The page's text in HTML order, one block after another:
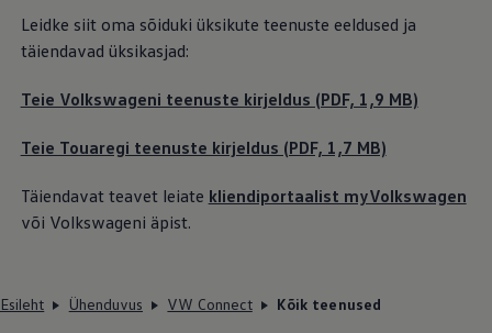
Leidke siit oma sõiduki üksikute teenuste eeldused ja
täiendavad üksikasjad:
Teie Volkswageni teenuste kirjeldus (PDF, 1,9 MB)
Teie Touaregi teenuste kirjeldus (PDF, 1,7 MB)
Täiendavat teavet leiate kliendiportaalist myVolkswagen
või Volkswageni äpist.
Esileht Ühenduvus VW Connect Kõik teenused